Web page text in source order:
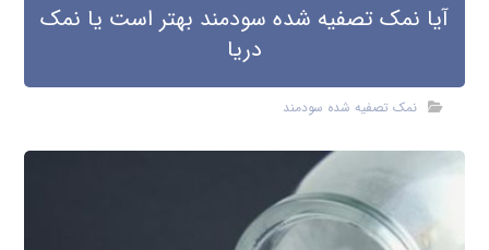
آیا نمک تصفیه شده سودمند بهتر است یا نمک
دریا
نمک تصفیه شده سودمند